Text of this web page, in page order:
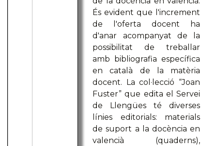
És evident que l'increment
de l'oferta docent ha
d'anar acompanyat de la
possibilitat de treballar
amb bibliografia específica
en català de la matèria
docent. La col·lecció “Joan
Fuster” que edita el Servei
de Llengües té diverses
línies editorials: materials
de suport a la docència en
valencià (quaderns),